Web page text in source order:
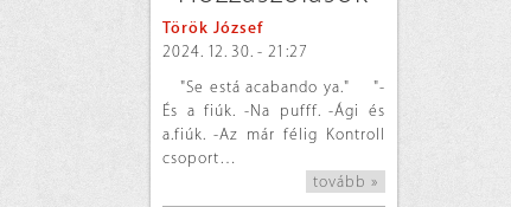
Török József
2024. 12. 30. - 21:27
"Se está acabando ya." "-
És a fiúk. -Na pufff. -Ági és
a.fiúk. -Az már félig Kontroll
csoport…
tovább »